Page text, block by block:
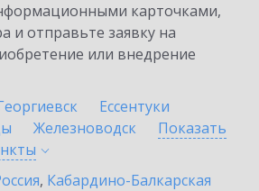
карточками,
и отправьте заявку на
или внедрение
Ессентуки
Железноводск
Показать
, Кабардино-Балкарская